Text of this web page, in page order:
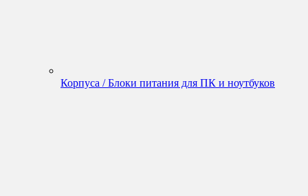
Корпуса / Блоки питания для ПК и ноутбуков